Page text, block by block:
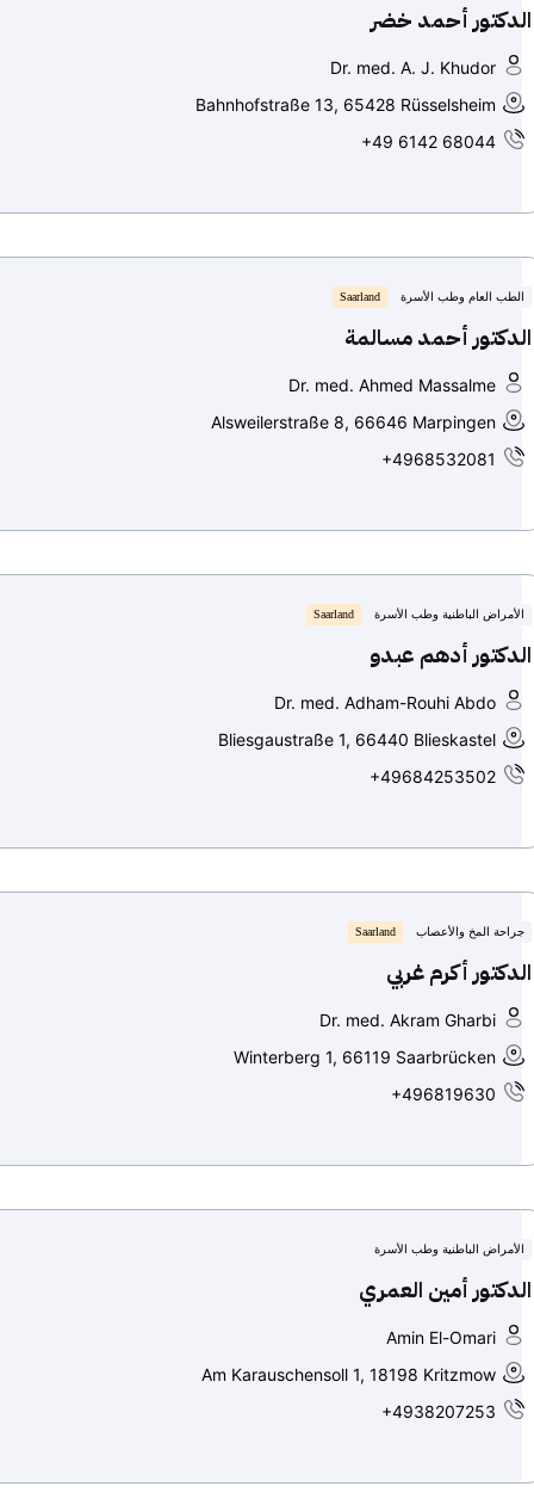
الدكتور أحمد خضر
Dr. med. A. J. Khudor
Bahnhofstraße 13, 65428 Rüsselsheim
+49 6142 68044
الطب العام وطب الأسرة Saarland
الدكتور أحمد مسالمة
Dr. med. Ahmed Massalme
Alsweilerstraße 8, 66646 Marpingen
+4968532081
الأمراض الباطنية وطب الأسرة Saarland
الدكتور أدهم عبدو
Dr. med. Adham-Rouhi Abdo
Bliesgaustraße 1, 66440 Blieskastel
+49684253502
جراحة المخ والأعصاب Saarland
الدكتور أكرم غربي
Dr. med. Akram Gharbi
Winterberg 1, 66119 Saarbrücken
+496819630
الأمراض الباطنية وطب الأسرة
الدكتور أمين العمري
Amin El-Omari
Am Karauschensoll 1, 18198 Kritzmow
+4938207253